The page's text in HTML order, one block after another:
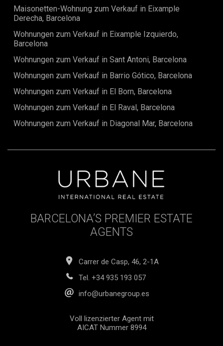
Born Viertels ist zentral und grenzt an das Gotische Viertel,
den Parc de la Ciutadella, das Eixample Viertel und den
Stadt mit verschiedenen Bus- und U-Bahnlinien zu
erreichen.
Maisonetten-Wohnung zum Verkauf in Eixample
Derecha, Barcelona
Wohnungen zum Verkauf in Eixample Izquierdo,
Barcelona
Wohnungen zum Verkauf in Sant Antoni, Barcelona
Wohnungen zum Verkauf in Barrio Gótico, Barcelona
Wohnungen zum Verkauf in El Born, Barcelona
Wohnungen zum Verkauf in El Raval, Barcelona
Wohnungen zum Verkauf in Diagonal Mar, Barcelona
BARCELONA’S PREMIER ESTATE
AGENTS
Carrer de Casp, 46, 2-1A
Tel. +34 935 193 057
info@urbanegroup.es
Voll lizenzierter Agent mit
AICAT Nummer 8994